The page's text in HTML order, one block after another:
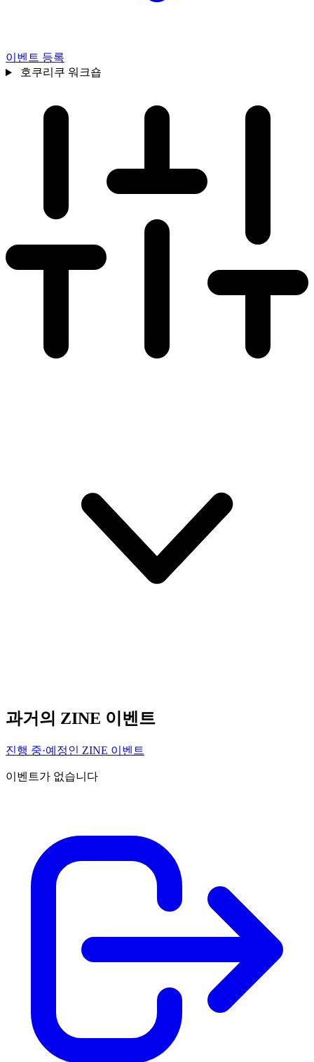
이벤트 등록
호쿠리쿠 워크숍
과거의 ZINE 이벤트
진행 중·예정인 ZINE 이벤트
이벤트가 없습니다